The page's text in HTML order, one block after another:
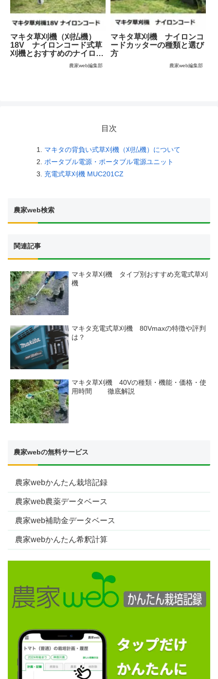
マキタ草刈機（刈払機）
18V ナイロンコード式草
刈機とおすすめのナイロン
農家web編集部
マキタ草刈機 ナイロンコ
ードカッターの種類と選び
方
農家web編集部
目次
マキタの背負い式草刈機（刈払機）について
ポータブル電源・ポータブル電源ユニット
充電式草刈機 MUC201CZ
農家web検索
関連記事
マキタ草刈機 タイプ別おすすめ充電式草刈
機
マキタ充電式草刈機 80Vmaxの特徴や評判
は？
マキタ草刈機 40Vの種類・機能・価格・使
用時間 徹底解説
農家webの無料サービス
農家webかんたん栽培記録
農家web農薬データベース
農家web補助金データベース
農家webかんたん希釈計算